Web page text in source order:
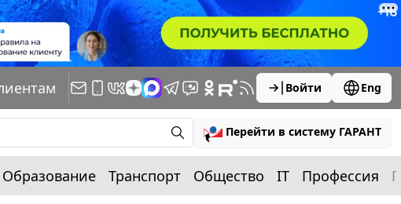
Войти Eng
Перейти в систему ГАРАНТ
Образование Транспорт Общество IT Профессия